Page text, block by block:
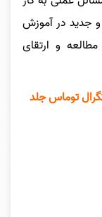
جدید در آموزش
و ارتقای
توماس جلد